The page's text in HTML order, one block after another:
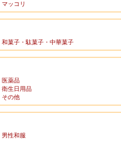
マッコリ
和菓子・駄菓子・中華菓子
医薬品
衛生日用品
その他
男性和服